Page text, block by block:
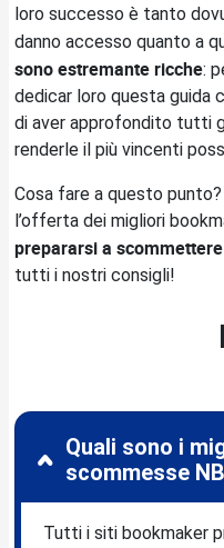
loro successo è tanto
danno accesso quanto a
sono estremante ricche:
dedicar loro questa guida
di aver approfondito tutti
renderle il più vincenti
Cosa fare a questo
l’offerta dei migliori
prepararsi a
tutti i nostri consigli!
Quali sono i
scommesse
Tutti i siti bookmaker